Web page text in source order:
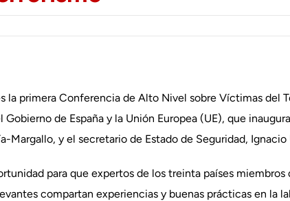
la primera Conferencia de Alto Nivel sobre Víctimas del
de España y la Unión Europea (UE), que
Margallo, y el secretario de Estado de Seguridad, Ignacio
para que expertos de los treinta países
compartan experiencias y buenas prácticas en la